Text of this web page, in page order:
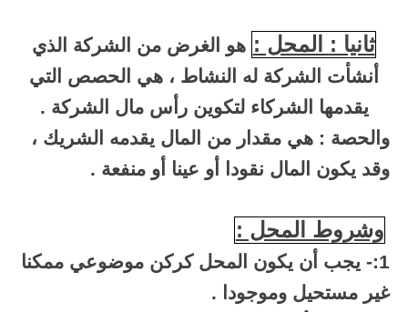
ثانيا : المحل : هو الغرض من الشركة الذي
أنشأت الشركة له النشاط ، هي الحصص التي
يقدمها الشركاء لتكوين رأس مال الشركة .
والحصة : هي مقدار من المال يقدمه الشريك ،
وقد يكون المال نقودا أو عينا أو منفعة .
وشروط المحل :
1:- يجب أن يكون المحل كركن موضوعي ممكنا
غير مستحيل وموجودا .